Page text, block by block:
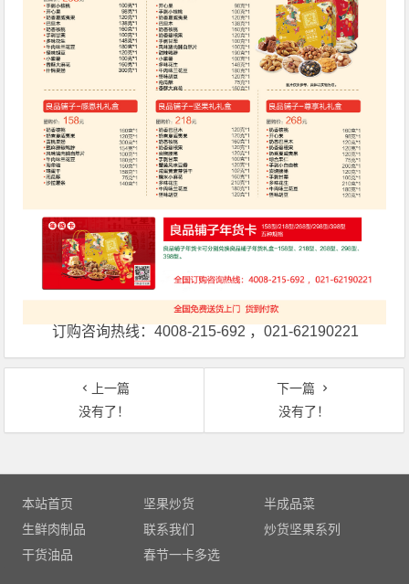
订购咨询热线：4008-215-692 ，021-62190221
上一篇
没有了！
下一篇
没有了！
本站首页 坚果炒货
半成品菜
生鲜肉制品
联系我们
炒货坚果系列
干货油品
春节一卡多选